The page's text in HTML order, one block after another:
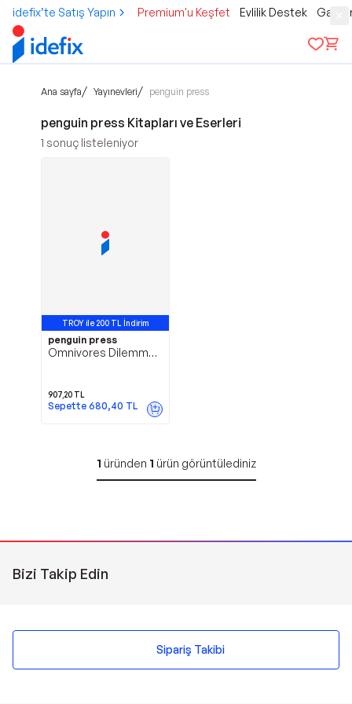
idefix’te Satış Yapın Premium'u Keşfet Evlilik Destek
Ana sayfa/ Yayınevleri/ penguin press
penguin press Kitapları ve Eserleri
1 sonuç listeleniyor
TROY ile 200 TL İndirim
penguin press
Omnivores Dilemma:
press
907,20 TL
Sepette 680,40 TL
1 üründen 1 ürün görüntülediniz
Bizi Takip Edin
Sipariş Takibi